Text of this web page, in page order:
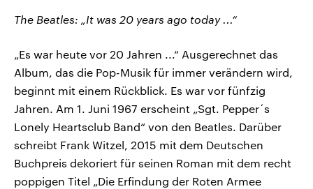
The Beatles: „It was 20 years ago today ...“
„Es war heute vor 20 Jahren ...“ Ausgerechnet das
Album, das die Pop-Musik für immer verändern wird,
beginnt mit einem Rückblick. Es war vor fünfzig
Jahren. Am 1. Juni 1967 erscheint „Sgt. Pepper´s
Lonely Heartsclub Band“ von den Beatles. Darüber
schreibt Frank Witzel, 2015 mit dem Deutschen
Buchpreis dekoriert für seinen Roman mit dem recht
poppigen Titel „Die Erfindung der Roten Armee